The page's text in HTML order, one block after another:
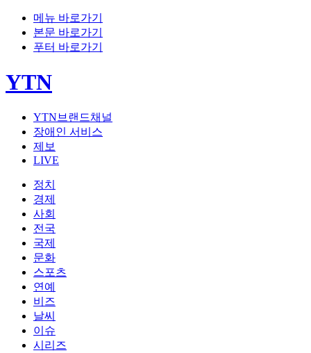
메뉴 바로가기
본문 바로가기
푸터 바로가기
YTN
YTN브랜드채널
장애인 서비스
제보
LIVE
정치
경제
사회
전국
국제
문화
스포츠
연예
비즈
날씨
이슈
시리즈